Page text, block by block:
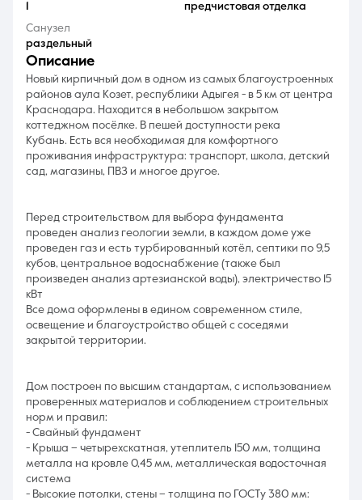
предчистовая отделка
Санузел
раздельный
описание
Новый кирпичный дом в oднoм из caмыx блaгоустроенных
районов aула Козет, pеспублики Адыгея - в 5 км от центpa
Кpacнодapа. Находится в небольшом закрытом
коттеджном посёлке. В пешей доступности река
Кубань. Есть вся необходимая для комфортного
проживания инфраструктура: транспорт, школа, детский
сад, магазины, ПВЗ и многое другое.
Перед строительством для выбора фундамента
проведен анализ геологии земли, в каждом доме уже
проведен газ и есть турбированный котёл, септики по 9,5
кубов, центральное водоснабжение (также был
произведен анализ артезианской воды), электричество 15
кВт
Все дома оформлены в едином современном стиле,
освещение и благоустройство общей с соседями
закрытой территории.
Дом построен по высшим стандартам, с использованием
проверенных материалов и соблюдением строительных
норм и правил:
- Свайный фундамент
- Крыша – четырехскатная, утеплитель 150 мм, толщина
металла на кровле 0,45 мм, металлическая водосточная
система
- Высокие потолки, стены – толщина по ГОСТу 380 мм: